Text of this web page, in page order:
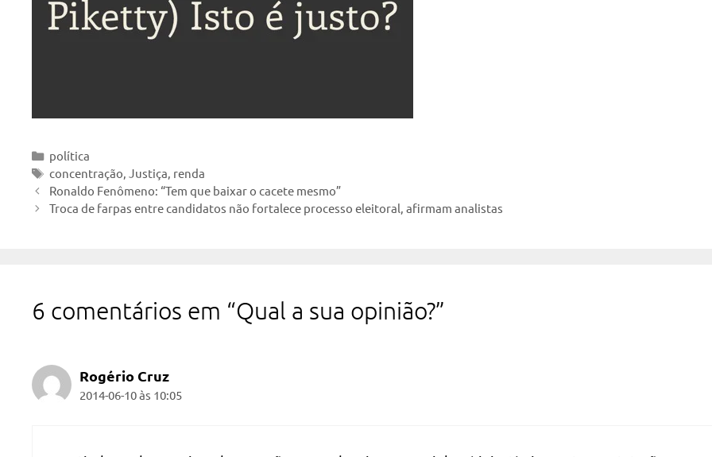
Categorias
política
Tags
concentração,Justiça, renda
Ronaldo Fenômeno: “Tem que baixar o cacete mesmo”
Troca de farpas entre candidatos não fortalece processo eleitoral, afirmam analistas
6 comentários em “Qual a sua opinião?”
Rogério Cruz
2014-06-10 às 10:05